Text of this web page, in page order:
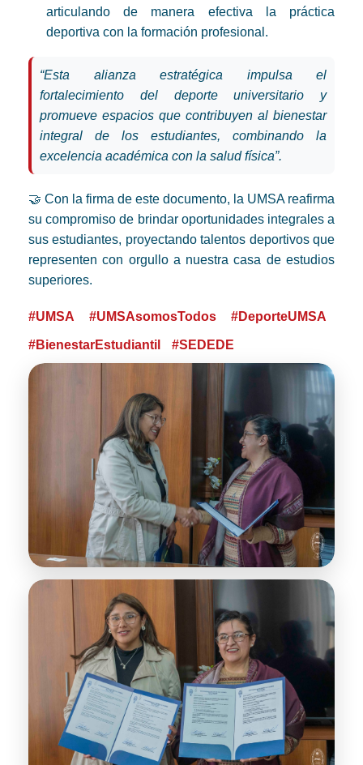
articulando de manera efectiva la práctica
deportiva con la formación profesional.
“Esta alianza estratégica impulsa el
fortalecimiento del deporte universitario y
promueve espacios que contribuyen al bienestar
integral de los estudiantes, combinando la
excelencia académica con la salud física”.
🤝 Con la firma de este documento, la UMSA reafirma
su compromiso de brindar oportunidades integrales a
sus estudiantes, proyectando talentos deportivos que
representen con orgullo a nuestra casa de estudios
superiores.
#UMSA #UMSAsomosTodos #DeporteUMSA
#BienestarEstudiantil #SEDEDE